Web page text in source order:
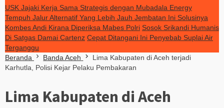
USK Jajaki Kerja Sama Strategis dengan Mubadala Energy
Tempuh Jalur Alternatif Yang Lebih Jauh Jembatan Ini Solusinya
Kombes Andi Kirana Diperiksa Mabes Polri Sosok Srikandi Humanis
Di Satgas Damai Cartenz Cepat Ditangani Ini Penyebab Suplai Air
Terganggu
Beranda
Banda Aceh
Lima Kabupaten di Aceh terjadi
Karhutla, Polisi Kejar Pelaku Pembakaran
Lima Kabupaten di Aceh